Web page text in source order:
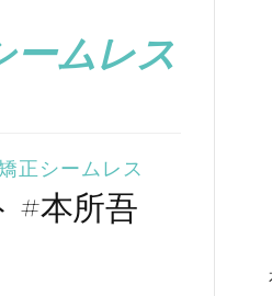
ームレス
正シームレス
#本所吾